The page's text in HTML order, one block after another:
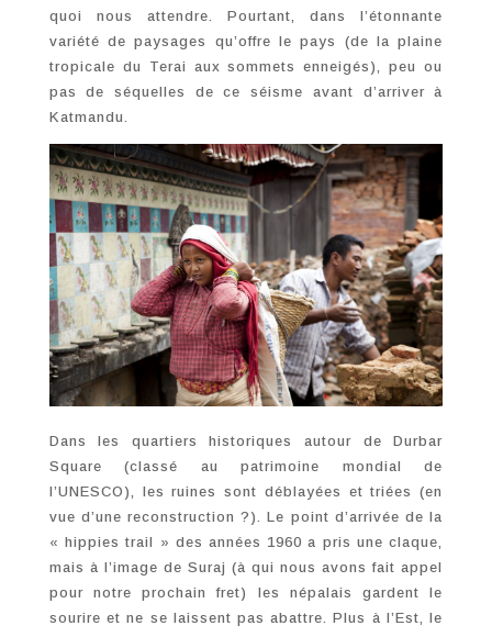
quoi nous attendre. Pourtant, dans l’étonnante
variété de paysages qu’offre le pays (de la plaine
tropicale du Terai aux sommets enneigés), peu ou
pas de séquelles de ce séisme avant d’arriver à
Katmandu.
Dans les quartiers historiques autour de Durbar
Square (classé au patrimoine mondial de
l’UNESCO), les ruines sont déblayées et triées (en
vue d’une reconstruction ?). Le point d’arrivée de la
« hippies trail » des années 1960 a pris une claque,
mais à l’image de Suraj (à qui nous avons fait appel
pour notre prochain fret) les népalais gardent le
sourire et ne se laissent pas abattre. Plus à l’Est, le